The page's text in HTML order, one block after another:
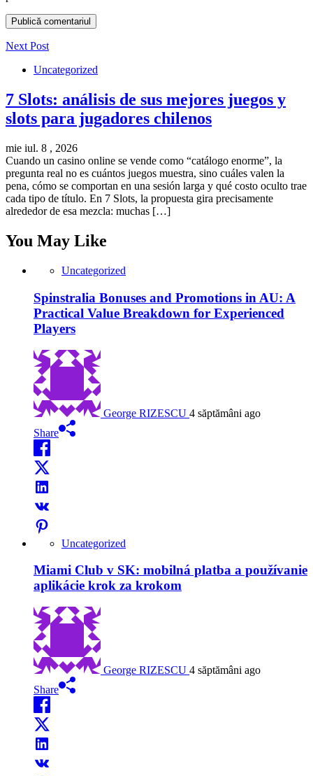
Next Post
Uncategorized
7 Slots: análisis de sus mejores juegos y
slots para jugadores chilenos
mie iul. 8 , 2026
Cuando un casino online se vende como “catálogo enorme”, la
pregunta real no es cuántos juegos muestra, sino cuáles valen la
pena, cómo se comportan en una sesión larga y qué costo oculto trae
cada tipo de título. En 7 Slots, la propuesta gira precisamente
alrededor de esa mezcla: muchas […]
You May Like
Uncategorized
Spinstralia Bonuses and Promotions in AU: A
Practical Value Breakdown for Experienced
Players
George RIZESCU 4 săptămâni ago
Share
Uncategorized
Miami Club v SK: mobilná platba a používanie
aplikácie krok za krokom
George RIZESCU 4 săptămâni ago
Share